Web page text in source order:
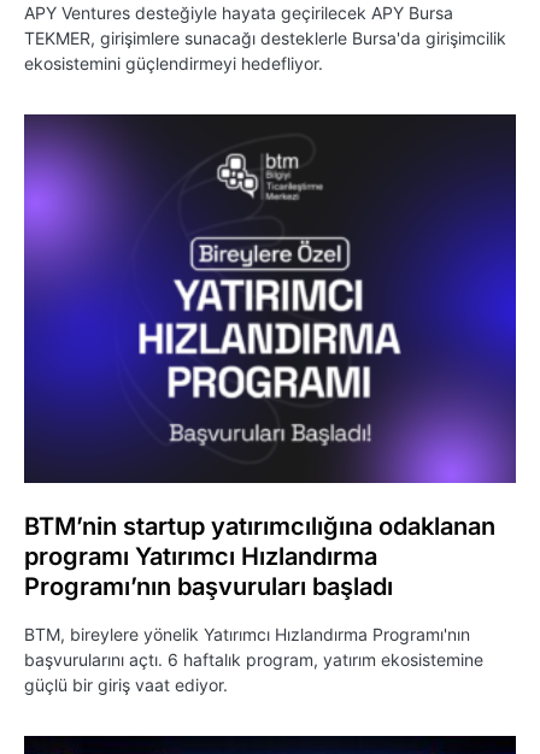
APY Ventures desteğiyle hayata geçirilecek APY Bursa
TEKMER, girişimlere sunacağı desteklerle Bursa'da girişimcilik
ekosistemini güçlendirmeyi hedefliyor.
BTM’nin startup yatırımcılığına odaklanan
programı Yatırımcı Hızlandırma
Programı’nın başvuruları başladı
BTM, bireylere yönelik Yatırımcı Hızlandırma Programı'nın
başvurularını açtı. 6 haftalık program, yatırım ekosistemine
güçlü bir giriş vaat ediyor.